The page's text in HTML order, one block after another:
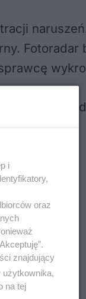
Fotoradar
Na tym
i
oraz
znajdujący
użytkownika,
na tej